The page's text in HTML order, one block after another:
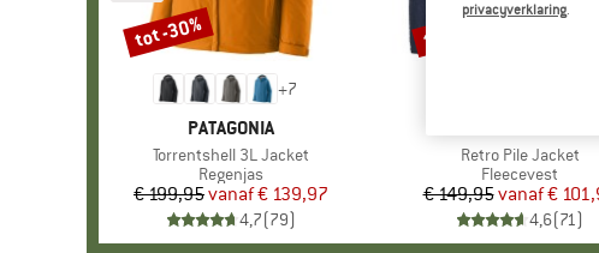
+7
MERK
PATAGONIA
Artikel
Torrentshell 3L Jacket
Productgroep
Regenjas
Prijs
€ 199,95 Verlaagde prijs
vanaf€ 139,97
4,7(79)
Korting
tot -30%
Artikel
Retro Pile Jacket
Productgroep
Fleecevest
Prijs
€ 149,95 Verlaagde
vanaf€
4,6(71)
Korting
tot -32%
privacyverklaring.